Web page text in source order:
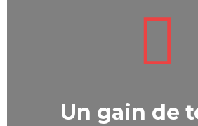
Un gain de